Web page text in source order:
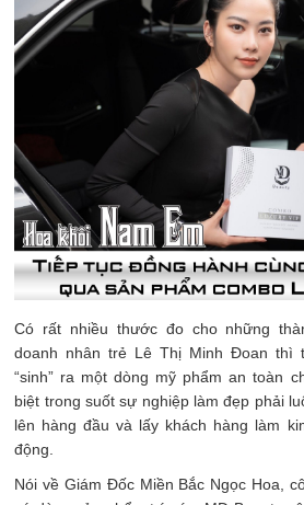
Có rất nhiều thước đo cho những
doanh nhân trẻ Lê Thị Minh Đoan thì
“sinh” ra một dòng mỹ phẩm an toàn
biệt trong suốt sự nghiệp làm đẹp phải
lên hàng đầu và lấy khách hàng làm
động.
Nói về Giám Đốc Miền Bắc Ngọc Hoa,